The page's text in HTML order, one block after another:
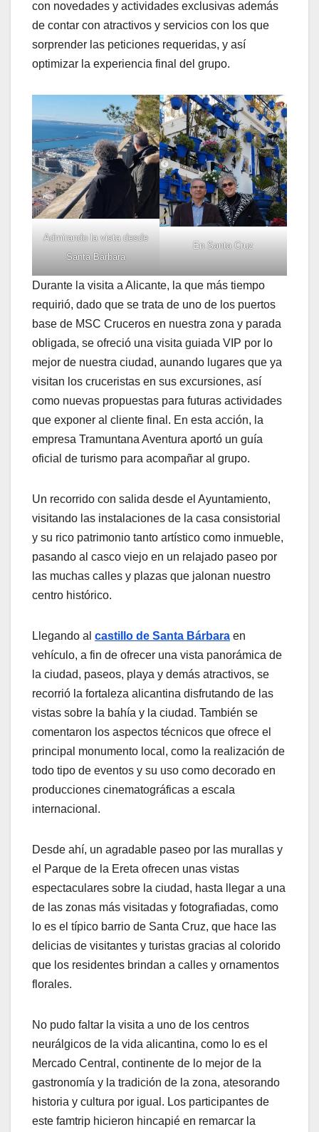
con novedades y actividades exclusivas además
de contar con atractivos y servicios con los que
sorprender las peticiones requeridas, y así
optimizar la experiencia final del grupo.
Admirando la vista desde
Santa Bárbara
En Santa Cruz
Durante la visita a Alicante, la que más tiempo
requirió, dado que se trata de uno de los puertos
base de MSC Cruceros en nuestra zona y parada
obligada, se ofreció una visita guiada VIP por lo
mejor de nuestra ciudad, aunando lugares que ya
visitan los cruceristas en sus excursiones, así
como nuevas propuestas para futuras actividades
que exponer al cliente final. En esta acción, la
empresa Tramuntana Aventura aportó un guía
oficial de turismo para acompañar al grupo.
Un recorrido con salida desde el Ayuntamiento,
visitando las instalaciones de la casa consistorial
y su rico patrimonio tanto artístico como inmueble,
pasando al casco viejo en un relajado paseo por
las muchas calles y plazas que jalonan nuestro
centro histórico.
Llegando al castillo de Santa Bárbara en
vehículo, a fin de ofrecer una vista panorámica de
la ciudad, paseos, playa y demás atractivos, se
recorrió la fortaleza alicantina disfrutando de las
vistas sobre la bahía y la ciudad. También se
comentaron los aspectos técnicos que ofrece el
principal monumento local, como la realización de
todo tipo de eventos y su uso como decorado en
producciones cinematográficas a escala
internacional.
Desde ahí, un agradable paseo por las murallas y
el Parque de la Ereta ofrecen unas vistas
espectaculares sobre la ciudad, hasta llegar a una
de las zonas más visitadas y fotografiadas, como
lo es el típico barrio de Santa Cruz, que hace las
delicias de visitantes y turistas gracias al colorido
que los residentes brindan a calles y ornamentos
florales.
No pudo faltar la visita a uno de los centros
neurálgicos de la vida alicantina, como lo es el
Mercado Central, continente de lo mejor de la
gastronomía y la tradición de la zona, atesorando
historia y cultura por igual. Los participantes de
este famtrip hicieron hincapié en remarcar la